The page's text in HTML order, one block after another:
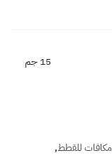
15 جم
مكافات للقطط,